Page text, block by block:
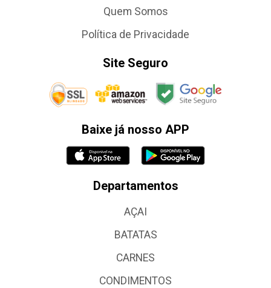
Quem Somos
Política de Privacidade
Site Seguro
Baixe já nosso APP
Departamentos
AÇAI
BATATAS
CARNES
CONDIMENTOS